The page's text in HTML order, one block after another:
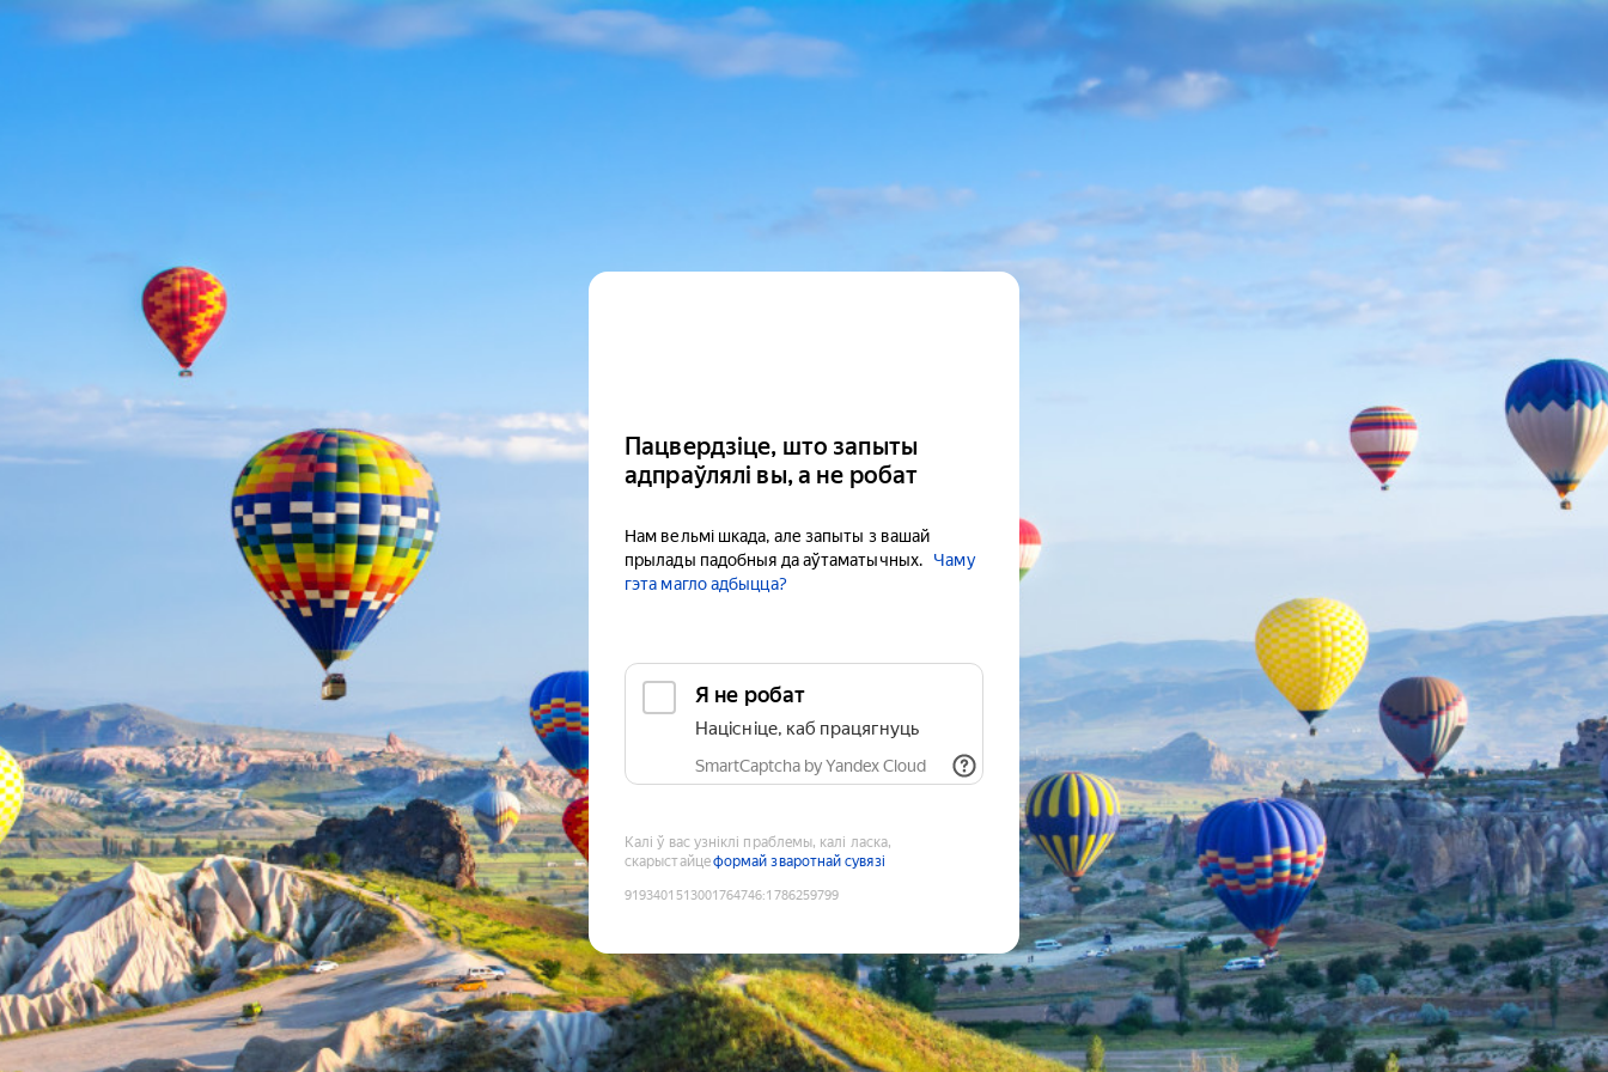
Пацвердзіце, што запыты
адпраўлялі вы, а не робат
Нам вельмі шкада, але запыты з вашай
прылады падобныя да аўтаматычных.
Чаму
гэта магло адбыцца?
Я не робат
Націсніце, каб працягнуць
SmartCaptcha by Yandex Cloud
Калі ў вас узніклі праблемы, калі ласка,
скарыстайцеформай зваротнай сувязі
9193401513001764746:1786259799